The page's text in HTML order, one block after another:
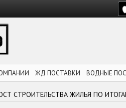
ЖД ПОСТАВКИ ВОДНЫЕ
СТРОИТЕЛЬСТВА ЖИЛЬЯ ПО